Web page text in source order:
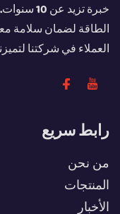
خبرة
الطاقة لضمان سلامة
العملاء في شركتنا
رابط سريع
من نحن
المنتجات
الأخبار